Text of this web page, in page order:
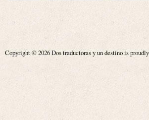
Copyright © 2026 Dos traductoras y un destino is